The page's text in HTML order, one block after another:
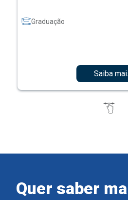
Graduação
Saiba
Quer saber